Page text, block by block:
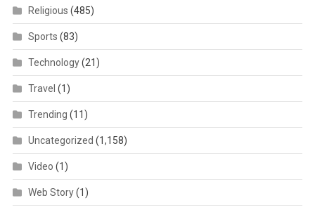
Religious (485)
Sports (83)
Technology(21)
Travel (1)
Trending (11)
Uncategorized (1,158)
Video (1)
Web Story(1)